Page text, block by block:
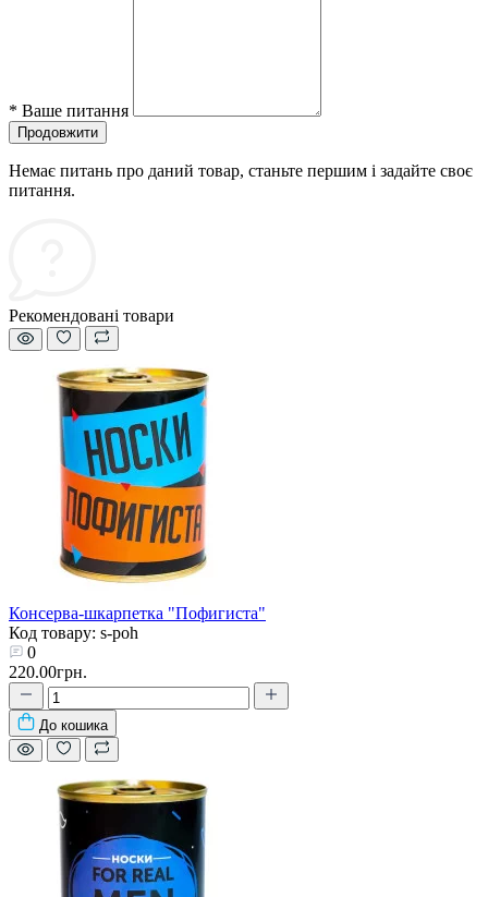
* Ваше питання
Продовжити
Немає питань про даний товар, станьте першим і задайте своє
питання.
Рекомендовані товари
Консерва-шкарпетка "Пофигиста"
Код товару: s-poh
0
220.00грн.
До кошика